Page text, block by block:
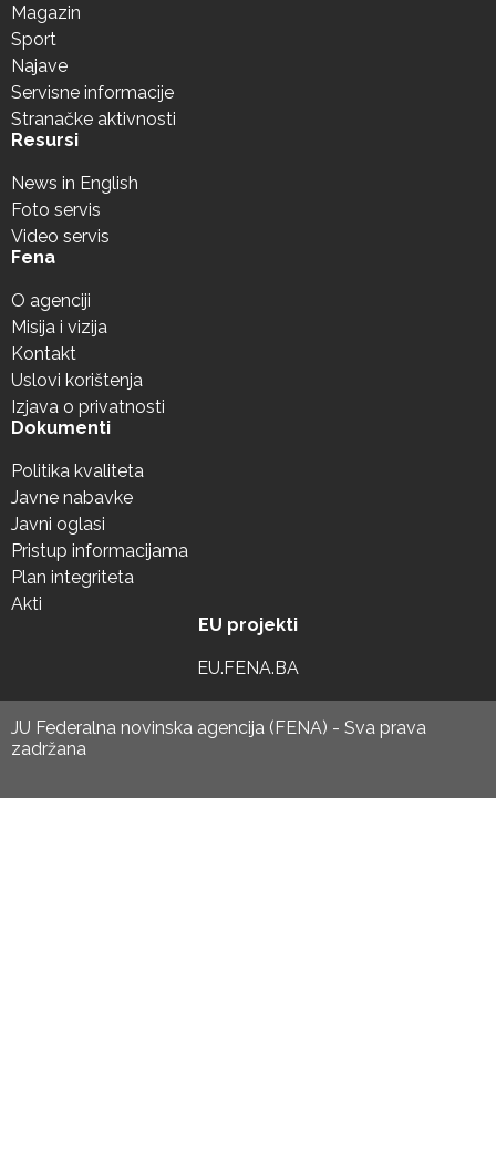
Magazin
Sport
Najave
Servisne informacije
Stranačke aktivnosti
Resursi
News in English
Foto servis
Video servis
Fena
O agenciji
Misija i vizija
Kontakt
Uslovi korištenja
Izjava o privatnosti
Dokumenti
Politika kvaliteta
Javne nabavke
Javni oglasi
Pristup informacijama
Plan integriteta
Akti
EU projekti
EU.FENA.BA
JU Federalna novinska agencija (FENA) - Sva prava
zadržana